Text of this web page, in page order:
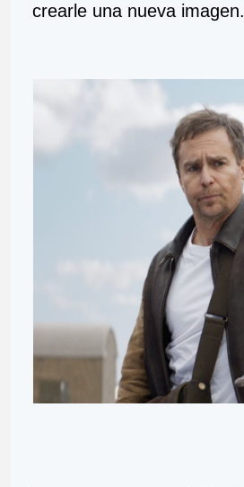
crearle una nueva imagen.